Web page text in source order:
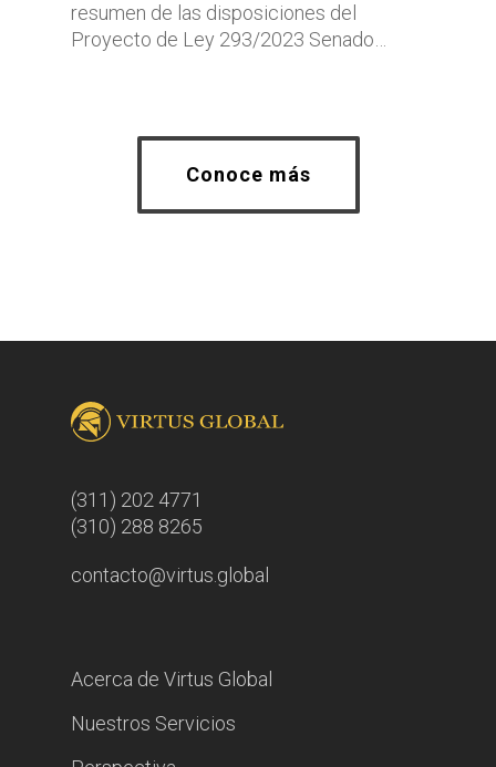
resumen de las disposiciones del
Proyecto de Ley 293/2023 Senado…
Conoce más
(311) 202 4771
(310) 288 8265
contacto@virtus.global
Acerca de Virtus Global
Nuestros Servicios